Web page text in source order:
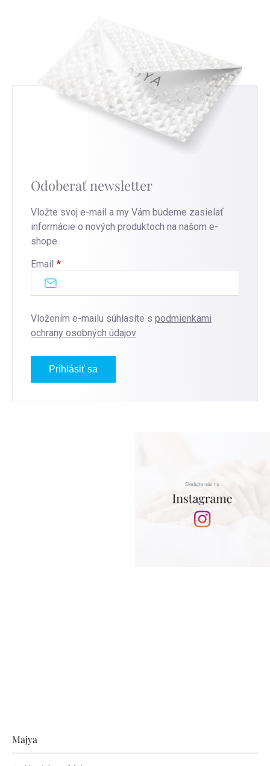
Odoberať newsletter
Vložte svoj e-mail a my Vám budeme zasielať
informácie o nových produktoch na našom e-
shope.
Email
Vložením e-mailu súhlasíte s podmienkami
ochrany osobných údajov
Prihlásiť sa
Zápätie
Majya